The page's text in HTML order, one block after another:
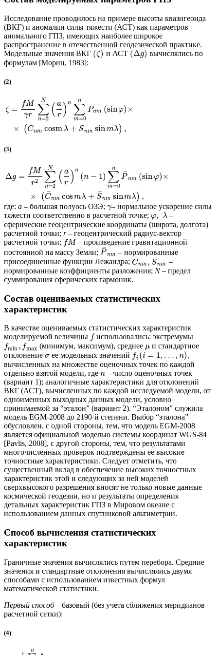
Исследование проводилось на примере высоты квазигеоида
(ВКГ) и аномалии силы тяжести (АСТ) как параметров
аномального ГПЗ, имеющих наиболее широкое
распространение в отечественной геодезической практике.
Модельные значения ВКГ (ζ) и АСТ (Δg) вычислялись по
формулам [Мориц, 1983]:
(2)
ζ =
fM
γr ∑
n=2
N ( a
r ) n ∑
m=0
n
Pnm
¯ ¯
¯¯¯¯¯¯¯ (sinφ) ×
× (C
¯nm cosmλ + S
¯nm sinmλ) ,
(3)
Δg =
fM
r2 ∑
n=2
N ( a
r ) n
(n − 1) ∑
m=0
n
P
¯nm (sin φ) ×
× (C
¯nm cos mλ + S
¯nm sinmλ) ,
где: a – большая полуось ОЗЭ; γ– нормальное ускорение силы
тяжести соответственно в расчетной точке; φ, λ –
сферические геоцентрические координаты (широта, долгота)
расчетной точки; r– геоцентрический радиус-вектор
расчетной точки; fM– произведение гравитационной
постоянной на массу Земли; P¯nm – нормированные
присоединенные функции Лежандра; C
¯nm , S
¯nm –
нормированные коэффициенты разложения; N– предел
суммирования сферических гармоник.
Состав оцениваемых статистических
характеристик
В качестве оцениваемых статистических характеристик
моделируемой величины fиспользовались: экстремумы
fmin , fmax (минимум, максимум), среднее μ и стандартное
отклонение σ ее модельных значений fi (i = 1, . . . , n) ,
вычисленных на множестве оценочных точек по каждой
отдельно взятой модели, где n – число оценочных точек
(вариант 1); аналогичные характеристики для отклонений
ВКГ (АСТ), вычисленных по каждой исследуемой модели, от
одноименных выходных данных модели, условно
принимаемой за “эталон” (вариант 2). “Эталоном” служила
модель EGM-2008 до 2190-й степени. Выбор “эталона”
обусловлен, с одной стороны, тем, что модель EGM-2008
является официальной моделью системы координат WGS-84
[Pavlis, 2008], с другой стороны, тем, что результатами
многочисленных проверок подтверждены ее высокие
точностные характеристики. Следует отметить, что
существенный вклад в обеспечение высоких точностных
характеристик этой и следующих за ней моделей
сверхвысокого разрешения вносят не только новые данные
космической геодезии, но и результаты определения
детальных характеристик ГПЗ в Мировом океане с
использованием данных спутниковой альтиметрии.
Способ вычисления статистических
характеристик
Граничные значения вычислялись путем перебора. Средние
значения и стандартные отклонения вычислялись двумя
способами с использованием известных формул
математической статистики.
Первый способ– базовый (без учета сближения меридианов
расчетной сетки):
(4)
n